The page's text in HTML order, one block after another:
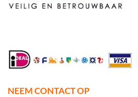
NEEM CONTACT OP